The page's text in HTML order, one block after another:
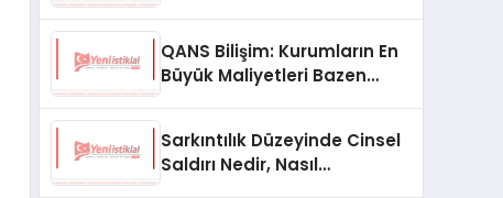
QANS Bilişim: Kurumların En
Büyük Maliyetleri Bazen
Sarkıntılık Düzeyinde Cinsel
Saldırı Nedir, Nasıl